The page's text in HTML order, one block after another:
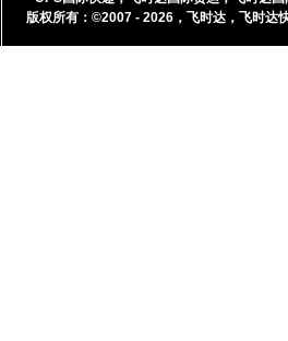
版权所有：©2007 - 2026， 飞时达， 飞时达